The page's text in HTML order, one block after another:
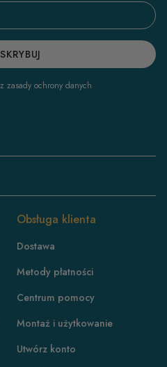
zasady ochrony danych
Obsługa klienta
Dostawa
Metody płatności
Centrum pomocy
Montaż i użytkowanie
Utwórz konto